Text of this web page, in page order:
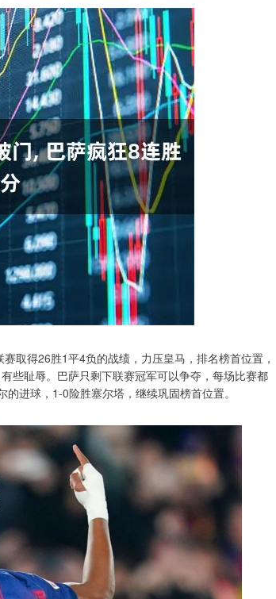
取得26胜1平4负的战绩，力压皇马，排名榜首位置，
些耻辱。巴萨只剩下联赛冠军可以争夺，每场比赛都
进球，1-0险胜塞尔塔，继续巩固榜首位置。